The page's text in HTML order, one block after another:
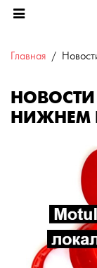
Главная
НОВОСТИ
НИЖНЕМ